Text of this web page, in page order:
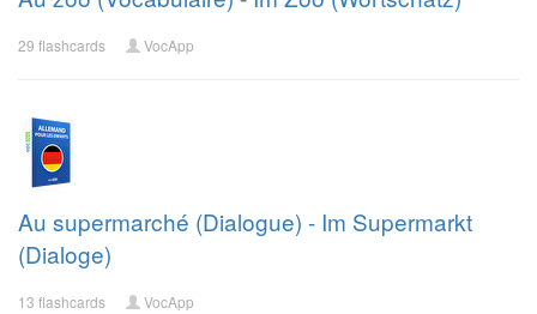
29 flashcards VocApp
Au supermarché (Dialogue) - Im Supermarkt
(Dialoge)
13 flashcards VocApp